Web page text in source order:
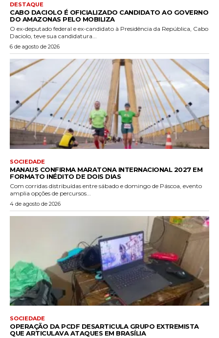
DESTAQUE
CABO DACIOLO É OFICIALIZADO CANDIDATO AO GOVERNO
DO AMAZONAS PELO MOBILIZA
O ex-deputado federal e ex-candidato à Presidência da República, Cabo
Daciolo, teve sua candidatura...
6 de agosto de 2026
SOCIEDADE
MANAUS CONFIRMA MARATONA INTERNACIONAL 2027 EM
FORMATO INÉDITO DE DOIS DIAS
Com corridas distribuídas entre sábado e domingo de Páscoa, evento
amplia opções de percursos...
4 de agosto de 2026
SOCIEDADE
OPERAÇÃO DA PCDF DESARTICULA GRUPO EXTREMISTA
QUE ARTICULAVA ATAQUES EM BRASÍLIA